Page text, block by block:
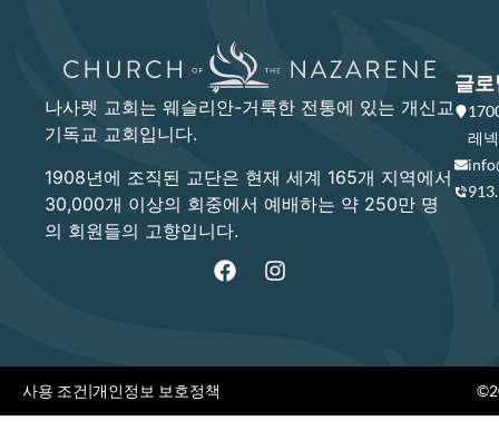
나사렛 교회는 웨슬리안-거룩한 전통에 있는 개신교
기독교 교회입니다.
1908년에 조직된 교단은 현재 세계 165개 지역에서
30,000개 이상의 회중에서 예배하는 약 250만 명
의 회원들의 고향입니다.
글로
레
사용 조건|개인정보 보호정책